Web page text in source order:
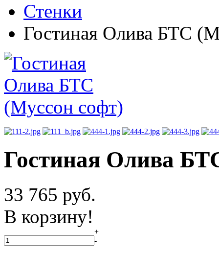
Стенки
Гостиная Олива БТС
Гостиная Олива
33 765 руб.
В корзину!
+
-